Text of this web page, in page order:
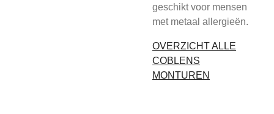
geschikt voor mensen
met metaal allergieën.
OVERZICHT ALLE
COBLENS
MONTUREN